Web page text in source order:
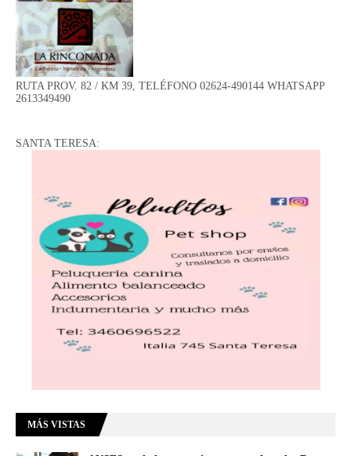
RUTA PROV. 82 / KM 39, TELÉFONO 02624-490144 WHATSAPP
2613349490
SANTA TERESA:
MÁS VISTAS